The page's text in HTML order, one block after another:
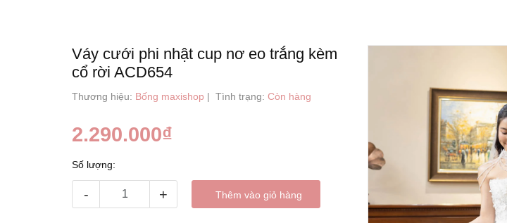
Váy cưới phi nhật cup nơ eo trắng kèm
cổ rời ACD654
Thương hiệu: Bống maxishop | Tình trạng: Còn hàng
2.290.000₫
Số lượng:
- + Thêm vào giỏ hàng